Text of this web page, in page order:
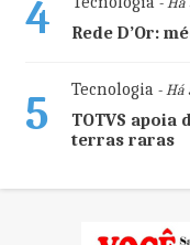
4 Rede D’Or:
5 Tecnologia- Há
TOTVS apoia
terras raras